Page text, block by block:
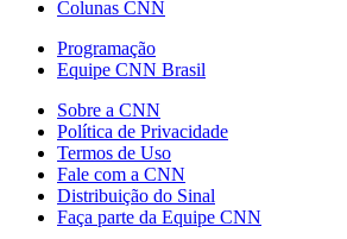
Colunas CNN
Programação
Equipe CNN Brasil
Sobre a CNN
Política de Privacidade
Termos de Uso
Fale com a CNN
Distribuição do Sinal
Faça parte da Equipe CNN